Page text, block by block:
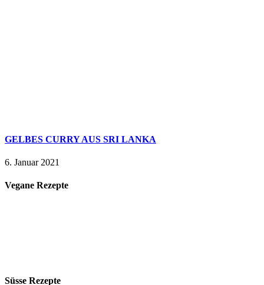
GELBES CURRY AUS SRI LANKA
6. Januar 2021
Vegane Rezepte
Süsse Rezepte